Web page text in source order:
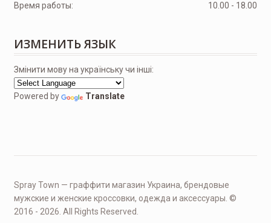
Время работы:
10.00 - 18.00
ИЗМЕНИТЬ ЯЗЫК
Змінити мову на українську чи інші:
Powered by Translate
Spray Town — граффити магазин Украина, брендовые
мужские и женские кроссовки, одежда и аксессуары. ©
2016 - 2026. All Rights Reserved.